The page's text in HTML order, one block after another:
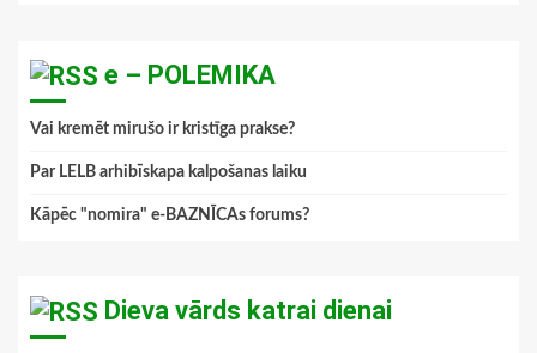
e – POLEMIKA
Vai kremēt mirušo ir kristīga prakse?
Par LELB arhibīskapa kalpošanas laiku
Kāpēc "nomira" e-BAZNĪCAs forums?
Dieva vārds katrai dienai